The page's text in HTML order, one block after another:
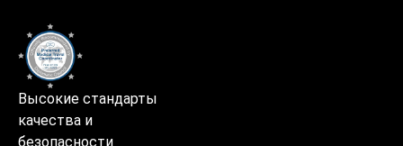
Высокие стандарты
качества и
безопасности